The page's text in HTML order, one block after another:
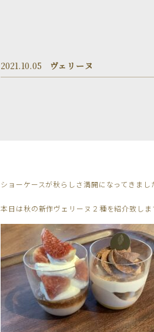
2021.10.05 ヴェリーヌ
ショーケースが秋らしさ満開になってきまし
本日は秋の新作ヴェリーヌ２種を紹介致しま